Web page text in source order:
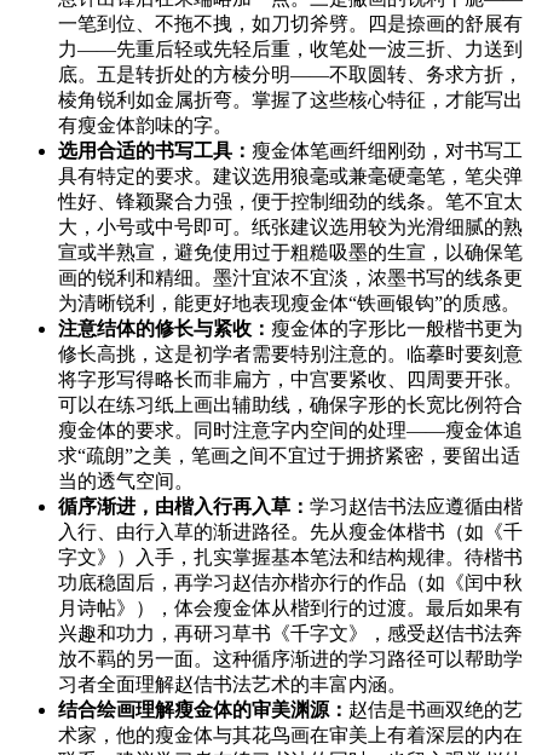
一笔到位、不拖不拽，如刀切斧劈。四是捺画的舒展有
力——先重后轻或先轻后重，收笔处一波三折、力送到
底。五是转折处的方棱分明——不取圆转、务求方折，
棱角锐利如金属折弯。掌握了这些核心特征，才能写出
有瘦金体韵味的字。
选用合适的书写工具： 瘦金体笔画纤细刚劲，对书写工
具有特定的要求。建议选用狼毫或兼毫硬毫笔，笔尖弹
性好、锋颖聚合力强，便于控制细劲的线条。笔不宜太
大，小号或中号即可。纸张建议选用较为光滑细腻的熟
宣或半熟宣，避免使用过于粗糙吸墨的生宣，以确保笔
画的锐利和精细。墨汁宜浓不宜淡，浓墨书写的线条更
为清晰锐利，能更好地表现瘦金体“铁画银钩”的质感。
注意结体的修长与紧收： 瘦金体的字形比一般楷书更为
修长高挑，这是初学者需要特别注意的。临摹时要刻意
将字形写得略长而非扁方，中宫要紧收、四周要开张。
可以在练习纸上画出辅助线，确保字形的长宽比例符合
瘦金体的要求。同时注意字内空间的处理——瘦金体追
求“疏朗”之美，笔画之间不宜过于拥挤紧密，要留出适
当的透气空间。
循序渐进，由楷入行再入草： 学习赵佶书法应遵循由楷
入行、由行入草的渐进路径。先从瘦金体楷书（如《千
字文》）入手，扎实掌握基本笔法和结构规律。待楷书
功底稳固后，再学习赵佶亦楷亦行的作品（如《闰中秋
月诗帖》），体会瘦金体从楷到行的过渡。最后如果有
兴趣和功力，再研习草书《千字文》，感受赵佶书法奔
放不羁的另一面。这种循序渐进的学习路径可以帮助学
习者全面理解赵佶书法艺术的丰富内涵。
结合绘画理解瘦金体的审美渊源： 赵佶是书画双绝的艺
术家，他的瘦金体与其花鸟画在审美上有着深层的内在